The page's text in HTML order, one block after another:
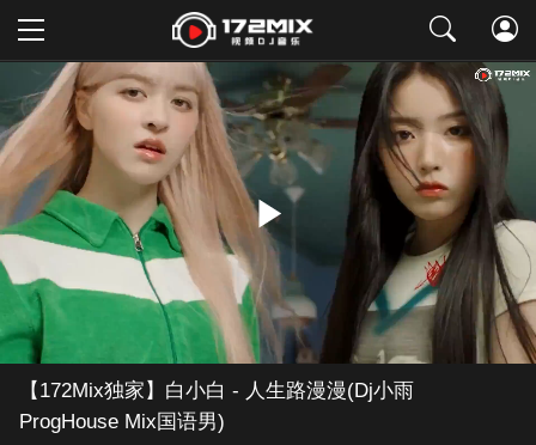
取消
【172Mix独家】白小白 - 人生路漫漫(Dj小雨
ProgHouse Mix国语男)